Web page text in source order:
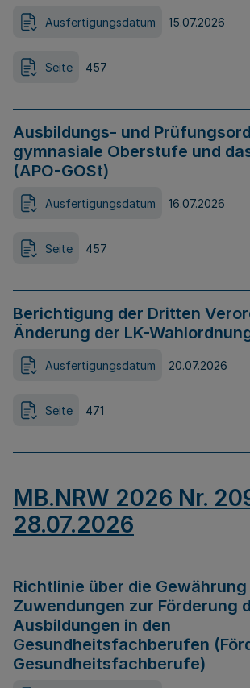
Ausfertigungsdatum 15.07.2026
Seite 457
Ausbildungs- und
gymnasiale Oberstufe und
(APO-GOSt)
Ausfertigungsdatum 16.07.2026
Seite 457
Berichtigung der Dritten
Änderung der LK-
Ausfertigungsdatum 20.07.2026
Seite 471
MB.NRW 2026 Nr.
28.07.2026
Richtlinie über die
Zuwendungen zur Förderung
Ausbildungen in den
Gesundheitsfachberufen
Gesundheitsfachberufe)